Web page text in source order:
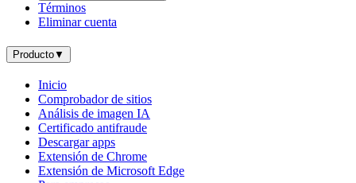
Términos
Eliminar cuenta
Producto▼
Inicio
Comprobador de sitios
Análisis de imagen IA
Certificado antifraude
Descargar apps
Extensión de Chrome
Extensión de Microsoft Edge